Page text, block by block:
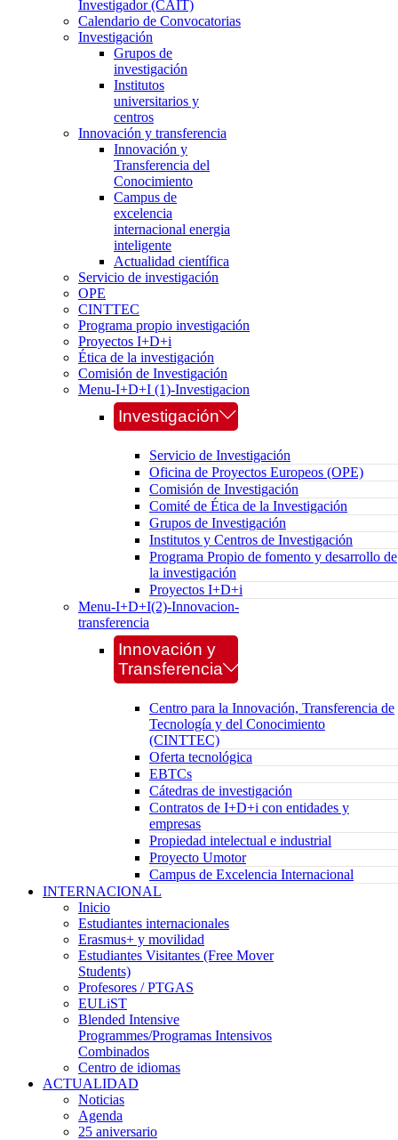
Investigador (CAIT)
Calendario de Convocatorias
Investigación
Grupos de
investigación
Institutos
universitarios y
centros
Innovación y transferencia
Innovación y
Transferencia del
Conocimiento
Campus de
excelencia
internacional energia
inteligente
Actualidad científica
Servicio de investigación
OPE
CINTTEC
Programa propio investigación
Proyectos I+D+i
Ética de la investigación
Comisión de Investigación
Menu-I+D+I (1)-Investigacion
Investigación
Servicio de Investigación
Oficina de Proyectos Europeos (OPE)
Comisión de Investigación
Comité de Ética de la Investigación
Grupos de Investigación
Institutos y Centros de Investigación
Programa Propio de fomento y desarrollo de
la investigación
Proyectos I+D+i
Menu-I+D+I(2)-Innovacion-
transferencia
Innovación y
Transferencia
Centro para la Innovación, Transferencia de
Tecnología y del Conocimiento
(CINTTEC)
Oferta tecnológica
EBTCs
Cátedras de investigación
Contratos de I+D+i con entidades y
empresas
Propiedad intelectual e industrial
Proyecto Umotor
Campus de Excelencia Internacional
INTERNACIONAL
Inicio
Estudiantes internacionales
Erasmus+ y movilidad
Estudiantes Visitantes (Free Mover
Students)
Profesores / PTGAS
EULiST
Blended Intensive
Programmes/Programas Intensivos
Combinados
Centro de idiomas
ACTUALIDAD
Noticias
Agenda
25 aniversario